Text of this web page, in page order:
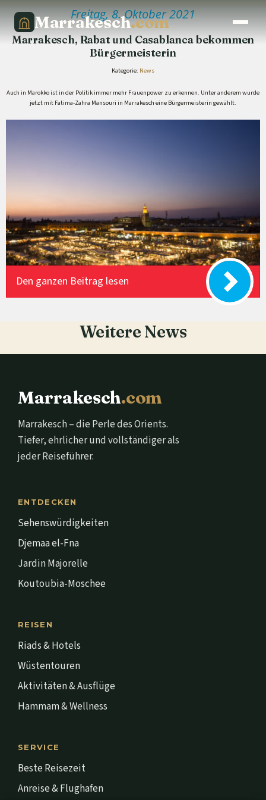
Marrakesch.com
Freitag, 8. Oktober 2021
Marrakesch, Rabat und Casablanca bekommen
Bürgermeisterin
Kategorie: News
Auch in Marokko ist in der Politik immer mehr Frauenpower zu erkennen. Unter anderem wurde
jetzt mit Fatima-Zahra Mansouri in Marrakesch eine Bürgermeisterin gewählt.
Den ganzen Beitrag lesen
Weitere News
Marrakesch.com
Marrakesch – die Perle des Orients.
Tiefer, ehrlicher und vollständiger als
jeder Reiseführer.
ENTDECKEN
Sehenswürdigkeiten
Djemaa el-Fna
Jardin Majorelle
Koutoubia-Moschee
REISEN
Riads & Hotels
Wüstentouren
Aktivitäten & Ausflüge
Hammam & Wellness
SERVICE
Beste Reisezeit
Anreise & Flughafen